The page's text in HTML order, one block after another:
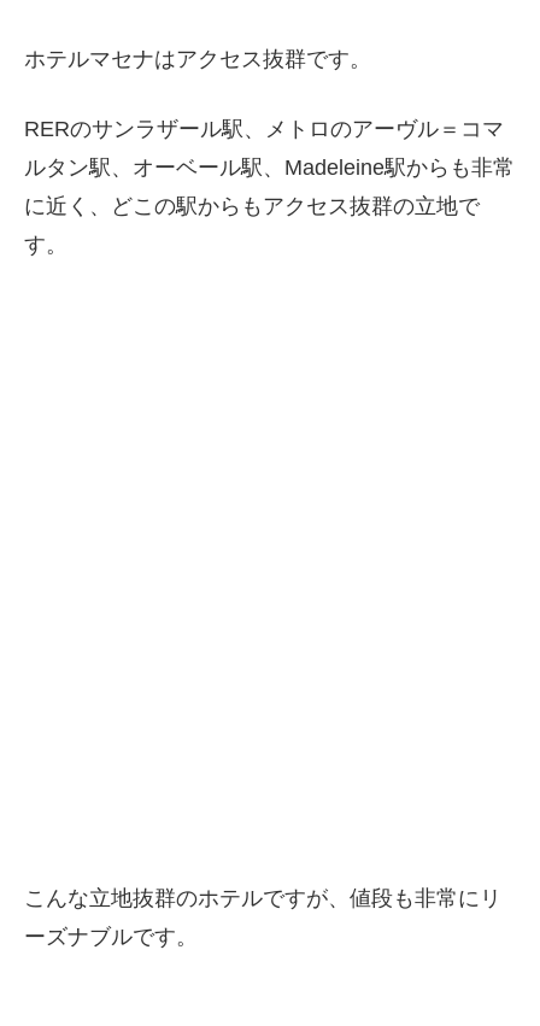
ホテルマセナはアクセス抜群です。
RERのサンラザール駅、メトロのアーヴル＝コマ
ルタン駅、オーベール駅、Madeleine駅からも非常
に近く、どこの駅からもアクセス抜群の立地で
す。
こんな立地抜群のホテルですが、値段も非常にリ
ーズナブルです。